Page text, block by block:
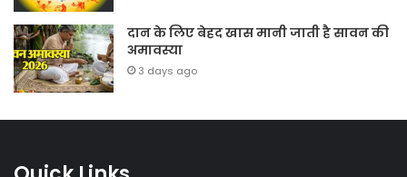
दान के लिए बेहद खास मानी जाती है सावन की
अमावस्या
3 days ago